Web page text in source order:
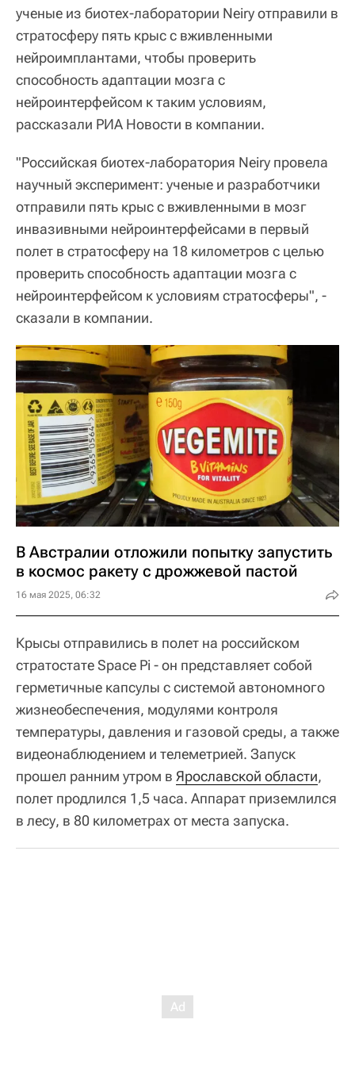
ученые из биотех-лаборатории Neiry отправили в
стратосферу пять крыс с вживленными
нейроимплантами, чтобы проверить
способность адаптации мозга с
нейроинтерфейсом к таким условиям,
рассказали РИА Новости в компании.
"Российская биотех-лаборатория Neiry провела
научный эксперимент: ученые и разработчики
отправили пять крыс с вживленными в мозг
инвазивными нейроинтерфейсами в первый
полет в стратосферу на 18 километров с целью
проверить способность адаптации мозга с
нейроинтерфейсом к условиям стратосферы", -
сказали в компании.
В Австралии отложили попытку запустить
в космос ракету с дрожжевой пастой
16 мая 2025, 06:32
Крысы отправились в полет на российском
стратостате Space Pi - он представляет собой
герметичные капсулы с системой автономного
жизнеобеспечения, модулями контроля
температуры, давления и газовой среды, а также
видеонаблюдением и телеметрией. Запуск
прошел ранним утром в Ярославской области,
полет продлился 1,5 часа. Аппарат приземлился
в лесу, в 80 километрах от места запуска.